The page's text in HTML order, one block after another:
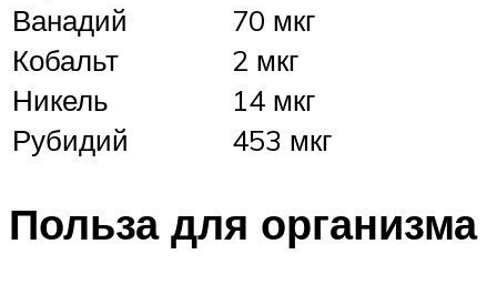
Ванадий
70 мкг
Кобальт
2 мкг
Никель
14 мкг
Рубидий
453 мкг
Польза для организма